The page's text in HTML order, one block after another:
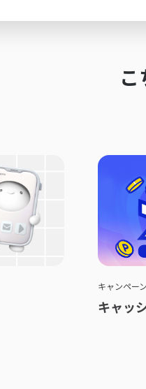
キャンペー
キャッ